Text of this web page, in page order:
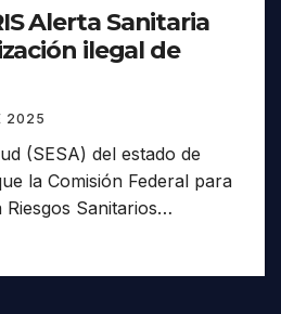
Alerta Sanitaria
ilegal de
2025
(SESA) del estado de
la Comisión Federal para
Sanitarios…